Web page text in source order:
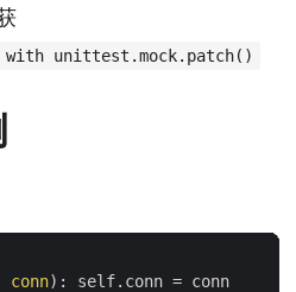
with unittest.mock.patch()
):